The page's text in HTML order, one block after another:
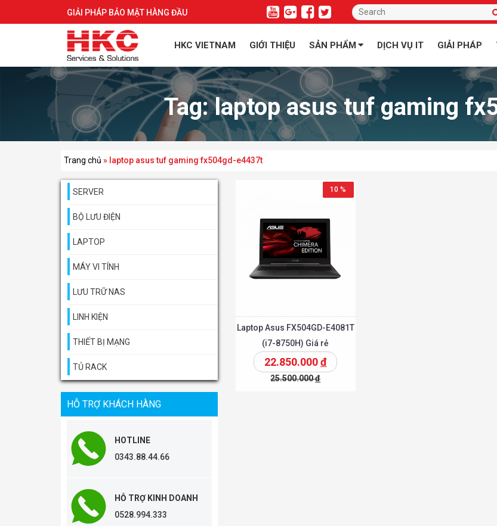
GIẢI PHÁP BẢO MẬT HÀNG ĐẦU
HKC VIETNAM GIỚI THIỆU SẢN PHẨM DỊCH VỤ IT GIẢI PHÁP
Tag:laptop asus tuf gaming
Trang chủ » laptop asus tuf gaming fx504gd-e4437t
SERVER
BỘ LƯU ĐIỆN
LAPTOP
MÁY VI TÍNH
LƯU TRỮ NAS
LINH KIỆN
THIẾT BỊ MẠNG
TỦ RACK
HỖ TRỢ KHÁCH HÀNG
HOTLINE
0343.88.44.66
HỖ TRỢ KINH DOANH
0528.994.333
10 %
Thêm vào giỏ
Laptop Asus FX504GD-E4081T
(i7-8750H) Giá rẻ
22.850.000đ
25.500.000đ